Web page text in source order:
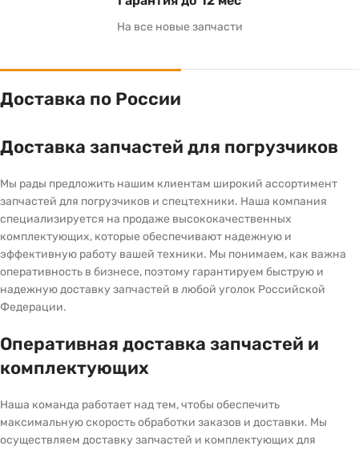
На все новые запчасти
Доставка по России
Доставка запчастей для погрузчиков
Мы рады предложить нашим клиентам широкий ассортимент
запчастей для погрузчиков и спецтехники. Наша компания
специализируется на продаже высококачественных
комплектующих, которые обеспечивают надежную и
эффективную работу вашей техники. Мы понимаем, как важна
оперативность в бизнесе, поэтому гарантируем быструю и
надежную доставку запчастей в любой уголок Российской
Федерации.
Оперативная доставка запчастей и
комплектующих
Наша команда работает над тем, чтобы обеспечить
максимальную скорость обработки заказов и доставки. Мы
осуществляем доставку запчастей и комплектующих для